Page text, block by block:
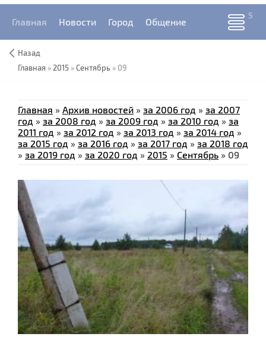
Главная Новости Город Общение
Назад
Главная » 2015 »Сентябрь » 09
Главная » Архив новостей » за 2006 год » за 2007
год » за 2008 год » за 2009 год » за 2010 год » за
2011 год » за 2012 год » за 2013 год » за 2014 год »
за 2015 год » за 2016 год » за 2017 год » за 2018 год
» за 2019 год » за 2020 год » 2015 » Сентябрь » 09